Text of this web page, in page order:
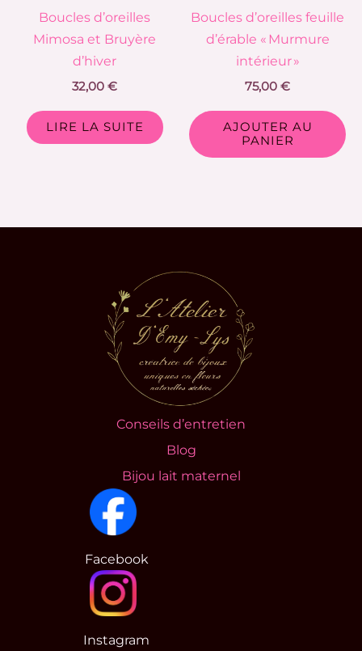
Boucles d’oreilles
Mimosa et Bruyère
d’hiver
32,00 €
LIRE LA SUITE
Boucles d’oreilles feuille
d’érable « Murmure
intérieur »
75,00 €
AJOUTER AU
PANIER
Conseils d’entretien
Blog
Bijou lait maternel
Facebook
Instagram